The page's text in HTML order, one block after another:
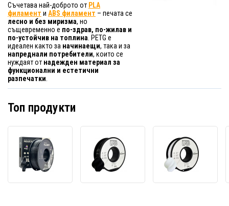
Съчетава най-доброто от PLA
филамент и ABS филамент – печата се
лесно и без миризма, но
същевременно е по-здрав, по-жилав и
по-устойчив на топлина . PETG е
идеален както за начинаещи, така и за
напреднали потребители, които се
нуждаят от надежден материал за
функционални и естетични
разпечатки
Топ продукти
E1,
Professional
E1,
E1,